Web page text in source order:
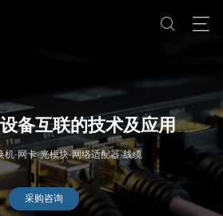
备互联的技术及应用
·网卡·光模块·网络适配器·线缆
采购咨询